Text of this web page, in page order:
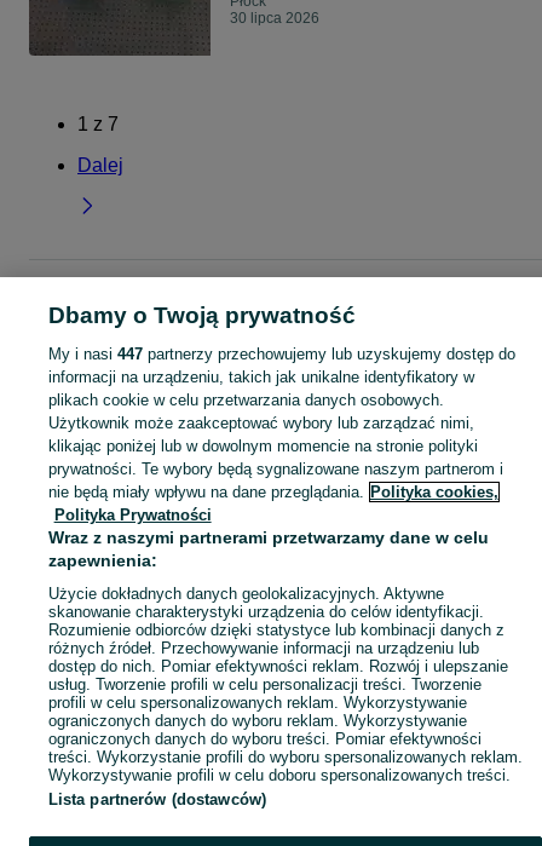
30 lipca 2026
1 z 7
Dalej
Kubki - Mazowieckie
Kubki - Płock
KATEGORIA
Zobacz
Mapa kategorii
Mapa miejscowości
Mapa ministron
Popularne wyszukiwania
Dbamy o Twoją prywatność
My i nasi 447partnerzy przechowujemy lub uzyskujemy dostęp do
informacji na urządzeniu, takich jak unikalne identyfikatory w
plikach cookie w celu przetwarzania danych osobowych.
Użytkownik może zaakceptować wybory lub zarządzać nimi,
klikając poniżej lub w dowolnym momencie na stronie polityki
prywatności. Te wybory będą sygnalizowane naszym partnerom i
nie będą miały wpływu na dane przeglądania. Polityka cookies,
Polityka Prywatności
Wraz z naszymi partnerami przetwarzamy dane w celu
zapewnienia:
Użycie dokładnych danych geolokalizacyjnych. Aktywne
skanowanie charakterystyki urządzenia do celów identyfikacji.
Rozumienie odbiorców dzięki statystyce lub kombinacji danych z
różnych źródeł. Przechowywanie informacji na urządzeniu lub
dostęp do nich. Pomiar efektywności reklam. Rozwój i ulepszanie
usług. Tworzenie profili w celu personalizacji treści. Tworzenie
profili w celu spersonalizowanych reklam. Wykorzystywanie
ograniczonych danych do wyboru reklam. Wykorzystywanie
ograniczonych danych do wyboru treści. Pomiar efektywności
treści. Wykorzystanie profili do wyboru spersonalizowanych reklam.
Wykorzystywanie profili w celu doboru spersonalizowanych treści.
Lista partnerów (dostawców)